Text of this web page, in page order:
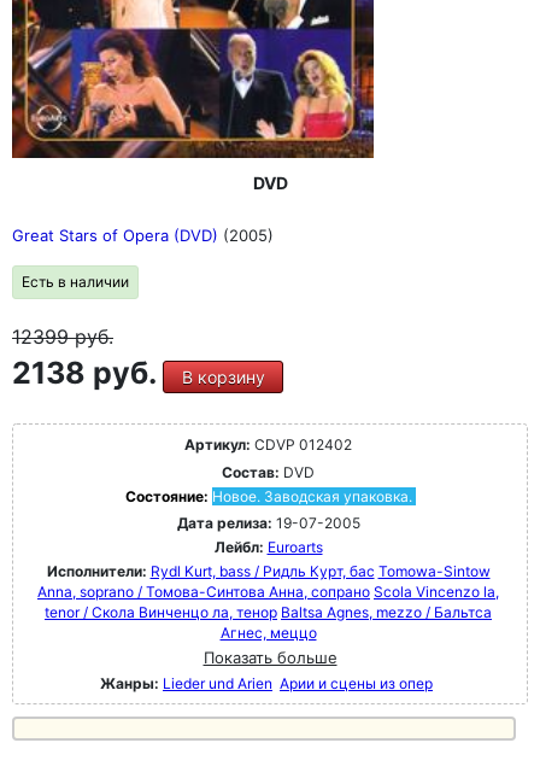
DVD
Great Stars of Opera (DVD) (2005)
Есть в наличии
12399руб.
2138 руб. В корзину
Артикул: CDVP 012402
Состав: DVD
Состояние: Новое. Заводская упаковка.
Дата релиза: 19-07-2005
Лейбл: Euroarts
Исполнители: Rydl Kurt, bass / Ридль Курт, бас Tomowa-Sintow
Anna, soprano / Томова-Синтова Анна, сопрано Scola Vincenzo la,
tenor / Скола Винченцо ла, тенор Baltsa Agnes, mezzo / Бальтса
Агнес, меццо
Показать больше
Жанры: Lieder und Arien Арии и сцены из опер